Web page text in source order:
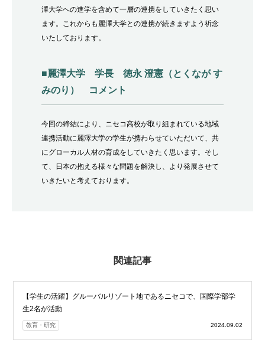
澤大学への進学を含めて一層の連携をしていきたく思い
ます。これからも麗澤大学との連携が続きますよう祈念
いたしております。
■麗澤大学 学長 徳永 澄憲（とくなが す
みのり） コメント
今回の締結により、ニセコ高校が取り組まれている地域
連携活動に麗澤大学の学生が携わらせていただいて、共
にグローカル人材の育成をしていきたく思います。そし
て、日本の抱える様々な問題を解決し、より発展させて
いきたいと考えております。
関連記事
【学生の活躍】グルーバルリゾート地であるニセコで、国際学部学
生2名が活動
教育・研究 2024.09.02